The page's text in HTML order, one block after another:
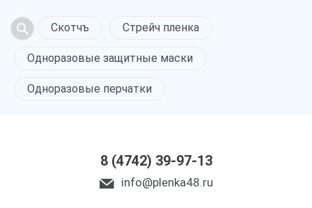
Скотчъ Стрейч пленка
Одноразовые защитные маски
Одноразовые перчатки
8 (4742) 39-97-13
info@plenka48.ru